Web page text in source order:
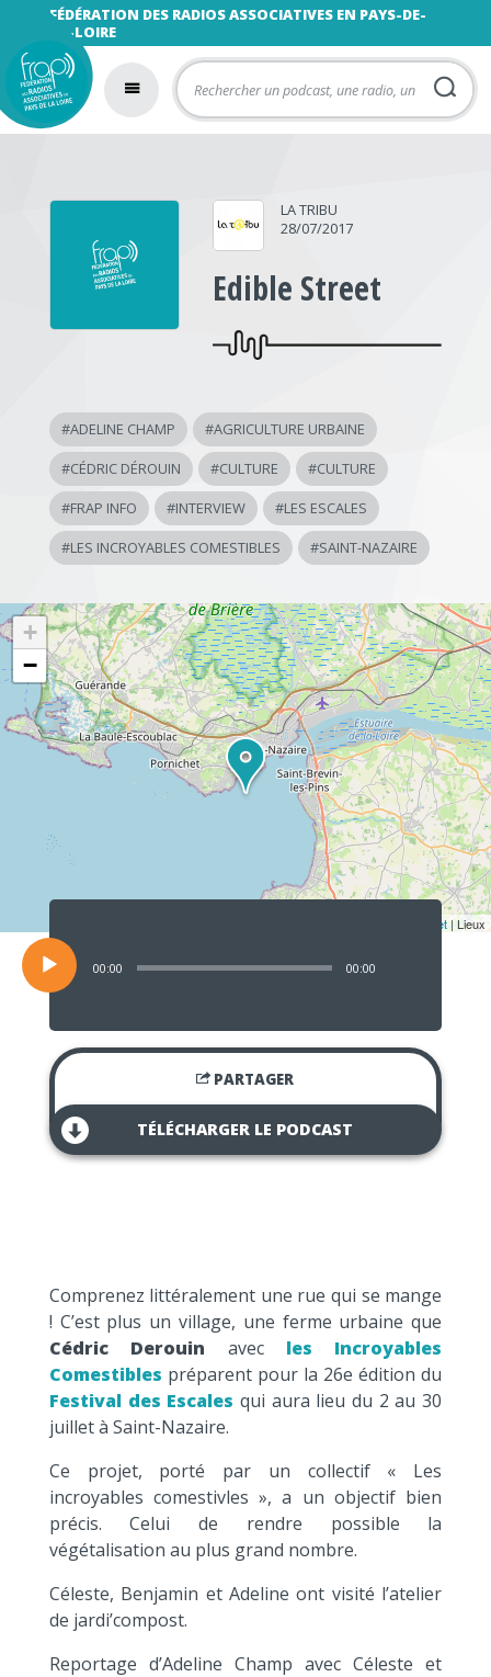
FÉDÉRATION DES RADIOS ASSOCIATIVES EN PAYS-DE-
LA-LOIRE
LA TRIBU
28/07/2017
Edible Street
#ADELINE CHAMP #AGRICULTURE URBAINE
#CÉDRIC DÉROUIN #CULTURE #CULTURE
#FRAP INFO #INTERVIEW #LES ESCALES
#LES INCROYABLES COMESTIBLES #SAINT-NAZAIRE
+
−
Leaflet | Lieux
Lecteur
00:00 00:00
PARTAGER
TÉLÉCHARGER LE PODCAST
Comprenez littéralement une rue qui se mange
! C’est plus un village, une ferme urbaine que
Cédric Derouin avec les Incroyables
Comestibles préparent pour la 26e édition du
Festival des Escales qui aura lieu du 2 au 30
juillet à Saint-Nazaire.
Ce projet, porté par un collectif « Les
incroyables comestivles », a un objectif bien
précis. Celui de rendre possible la
végétalisation au plus grand nombre.
Céleste, Benjamin et Adeline ont visité l’atelier
de jardi’compost.
Reportage d’Adeline Champ avec Céleste et